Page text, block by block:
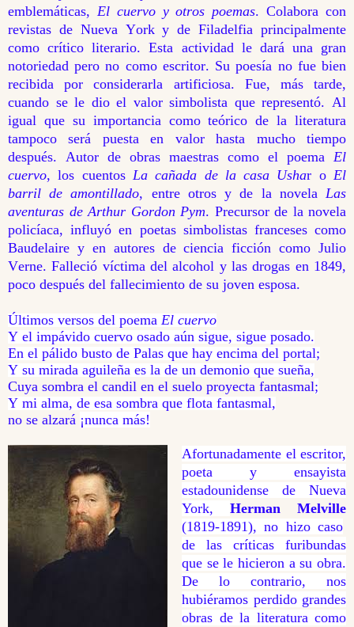
emblemáticas, El cuervo y otros poemas. Colabora con
revistas de Nueva York y de Filadelfia principalmente
como crítico literario. Esta actividad le dará una gran
notoriedad pero no como escritor. Su poesía no fue bien
recibida por considerarla artificiosa. Fue, más tarde,
cuando se le dio el valor simbolista que representó. Al
igual que su importancia como teórico de la literatura
tampoco será puesta en valor hasta mucho tiempo
después. Autor de obras maestras como el poema El
cuervo, los cuentos La cañada de la casa Ushar oEl
barril de amontillado, entre otros y de la novelaLas
aventuras de Arthur Gordon Pym. Precursor de la novela
policíaca, influyó en poetas simbolistas franceses como
Baudelaire y en autores de ciencia ficción como Julio
Verne. Falleció víctima del alcohol y las drogas en 1849,
poco después del fallecimiento de su joven esposa.
Últimos versos del poema El cuervo
Y el impávido cuervo osado aún sigue, sigue posado.
En el pálido busto de Palas que hay encima del portal;
Y su mirada aguileña es la de un demonio que sueña,
Cuya sombra el candil en el suelo proyecta fantasmal;
Y mi alma, de esa sombra que flota fantasmal,
no se alzará ¡nunca más!
Afortunadamente el escritor,
poeta y ensayista
estadounidense de Nueva
York, Herman Melville
(1819-1891), no hizo caso
de las críticas furibundas
que se le hicieron a su obra.
De lo contrario, nos
hubiéramos perdido grandes
obras de la literatura como